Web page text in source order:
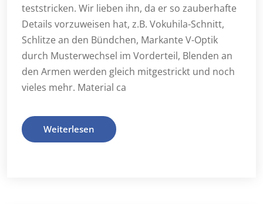
teststricken. Wir lieben ihn, da er so zauberhafte
Details vorzuweisen hat, z.B. Vokuhila-Schnitt,
Schlitze an den Bündchen, Markante V-Optik
durch Musterwechsel im Vorderteil, Blenden an
den Armen werden gleich mitgestrickt und noch
vieles mehr. Material ca
Weiterlesen